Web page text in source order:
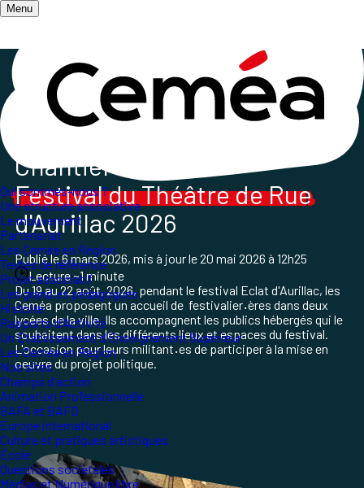
Menu
Qui sommes-nous ?
Une structure associative
Le mouvement
Partenariat
Les Ceméa en Région
Textes de référence
Projet associatif
Les grand.es pédagogues
Histoire
Rapports d'Activité
Un Etablissement d'Enseignement Supérieur
Les Ceméa en Région
Nos sites
Champs d'action
Animation Professionnelle
BAFA et BAFD
Europe international
Culture et pratiques artistiques
École
Questions sociétales
Médias et Numérique libre
Accueil/
Les champs d'action
Culture et pratiques artistiques
Les Ceméa à Aurillac 2026
Chantier
Festival du Théâtre de Rue
d'Aurillac 2026
Publié le6 mars 2026, mis à jour le20 mai 2026 à 12h25
Lecture ~1 minute
Du 19 au 22 août, 2026,pendant le festival Eclat d'Aurillac, les
Ceméa proposent un accueil de festivalier·ères dans deux
lycées de la ville. Ils accompagnent les publics hébergés qui le
souhaitent dans les différents lieux et espaces du festival.
L'occasion pour leurs militant·es de participer à la mise en
oeuvre du projet politique.